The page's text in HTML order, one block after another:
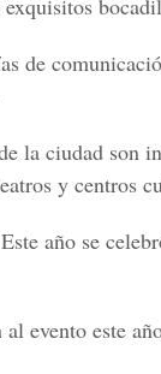
de
la ciudad son
y centros
año se
evento este